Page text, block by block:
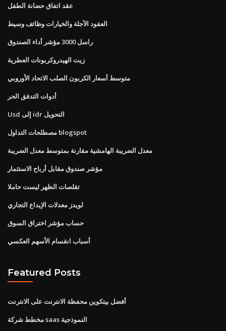
عقد اتفاق حضانة الطفل
العقود الآجلة والخيارات وظائف وسيط
راسل 3000 مؤشر أداء الصندوق
زيت الهيدروكربونات العطرية
متوسط ​​أسعار الكربون الصلب الاتحاد الأوروبي
أدوات التدفق الحر
Usd إلى idr التحويل
مصطلحات التداول blogspot
معدل الضريبة الهامشية مقارنة بمتوسط ​​معدل الضريبة
مؤشر صندوق مقابل أرباح الاستثمار
تقلصات الظهر ليست حاملا
لويدز معدلات الإيداع التجاري
حساب مؤشر اختراق السوق
أسباب انقسام الأسهم العكسي
Featured Posts
أفضل بيتكوين محفظة الانترنت على الانترنت
مخطط شركة saas النموذجية